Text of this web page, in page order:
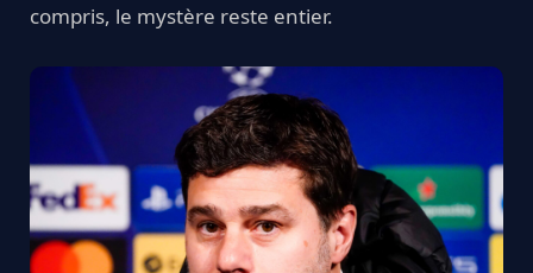
compris, le mystère reste entier.